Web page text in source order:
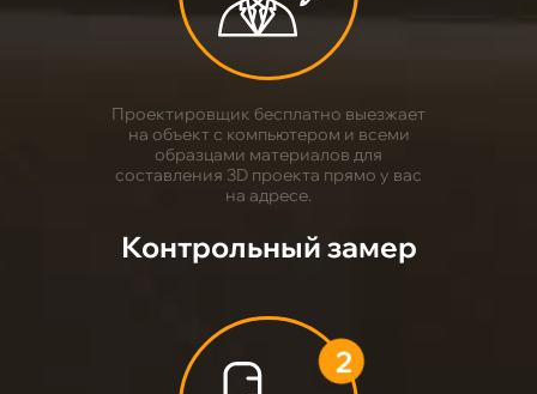
1
Проектировщик бесплатно выезжает
на объект с компьютером и всеми
образцами материалов для
составления 3D проекта прямо у вас
на адресе.
Контрольный замер